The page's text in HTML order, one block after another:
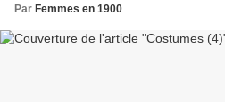
Par Femmes en 1900